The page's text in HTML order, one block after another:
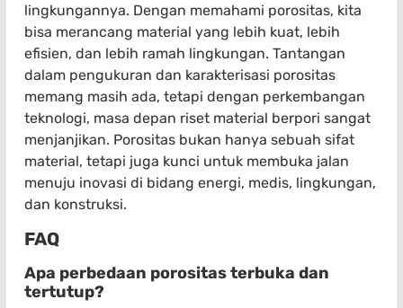
lingkungannya. Dengan memahami porositas, kita
bisa merancang material yang lebih kuat, lebih
efisien, dan lebih ramah lingkungan. Tantangan
dalam pengukuran dan karakterisasi porositas
memang masih ada, tetapi dengan perkembangan
teknologi, masa depan riset material berpori sangat
menjanjikan. Porositas bukan hanya sebuah sifat
material, tetapi juga kunci untuk membuka jalan
menuju inovasi di bidang energi, medis, lingkungan,
dan konstruksi.
FAQ
Apa perbedaan porositas terbuka dan
tertutup?